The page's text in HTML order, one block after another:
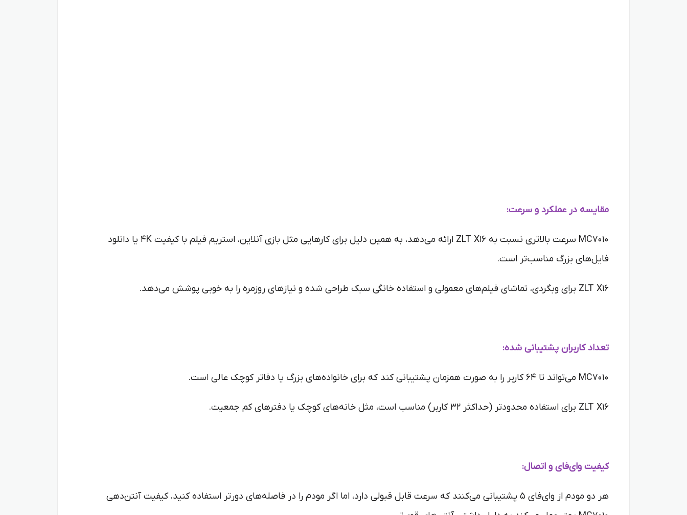
مقایسه در عملکرد و سرعت:
MC7010 سرعت بالاتری نسبت به ZLT X16 ارائه می‌دهد، به همین دلیل برای کارهایی مثل بازی آنلاین، استریم فیلم با کیفیت 4K یا دانلود
فایل‌های بزرگ مناسب‌تر است.
ZLT X16 برای وبگردی، تماشای فیلم‌های معمولی و استفاده خانگی سبک طراحی شده و نیازهای روزمره را به خوبی پوشش می‌دهد.
تعداد کاربران پشتیبانی شده:
MC7010 می‌تواند تا 64 کاربر را به صورت همزمان پشتیبانی کند که برای خانواده‌های بزرگ یا دفاتر کوچک عالی است.
ZLT X16 برای استفاده محدودتر (حداکثر 32 کاربر) مناسب است، مثل خانه‌های کوچک یا دفترهای کم جمعیت.
کیفیت وای‌فای و اتصال:
هر دو مودم از وای‌فای 5 پشتیبانی می‌کنند که سرعت قابل قبولی دارد، اما اگر مودم را در فاصله‌های دورتر استفاده کنید، کیفیت آنتن‌دهی